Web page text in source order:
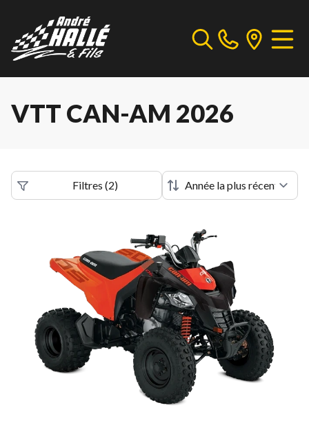
VTT CAN-AM 2026
Filtres (2)